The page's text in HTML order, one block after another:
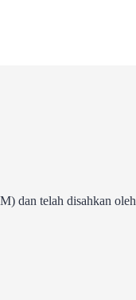
dan telah disahkan